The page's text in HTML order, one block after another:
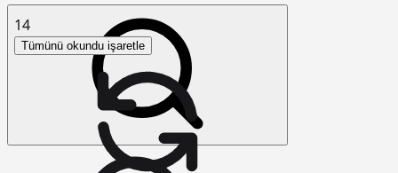
14
Tümünü okundu işaretle